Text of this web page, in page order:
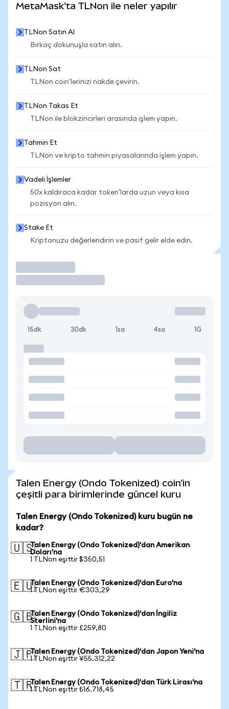
MetaMask'ta TLNon ile neler yapılır
TLNon Satın Al
Birkaç dokunuşla satın alın.
TLNon Sat
TLNon coin'lerinizi nakde çevirin.
TLNon Takas Et
TLNon ile blokzincirleri arasında işlem yapın.
Tahmin Et
TLNon ve kripto tahmin piyasalarında işlem yapın.
Vadeli İşlemler
50x kaldıraca kadar token'larda uzun veya kısa
pozisyon alın.
Stake Et
Kriptonuzu değerlendirin ve pasif gelir elde edin.
15dk 30dk 1sa 4sa 1G
Talen Energy (Ondo Tokenized) coin'in
çeşitli para birimlerinde güncel kuru
Talen Energy (Ondo Tokenized) kuru bugün ne
kadar?
🇺🇸Talen Energy (Ondo Tokenized)'dan Amerikan
Doları'na
1 TLNon eşittir $350,51
🇪🇺Talen Energy (Ondo Tokenized)'dan Euro'na
1 TLNon eşittir €303,29
🇬🇧Talen Energy (Ondo Tokenized)'dan İngiliz
Sterlini'na
1 TLNon eşittir £259,80
🇯🇵Talen Energy (Ondo Tokenized)'dan Japon Yeni'na
1 TLNon eşittir ¥55.312,22
🇹🇷Talen Energy (Ondo Tokenized)'dan Türk Lirası'na
1 TLNon eşittir ₺16.718,45